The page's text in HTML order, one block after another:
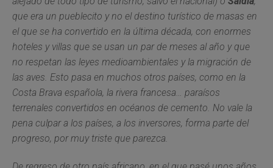
que era un pueblecito y no el destino turístico de masas en
el que se ha convertido en la última década, con enormes
hoteles y villas que se usan un par de meses al año y que
no respetan las leyes medioambientales y la migración de
las aves. Esto pasa en muchos otros países, como en la
Costa Brava española, la rivera francesa… paraísos
terrenales convertidos en océanos de cemento. No vale la
pena culpar a los países, a los inversores, forma parte del
progreso, por muy triste que parezca.